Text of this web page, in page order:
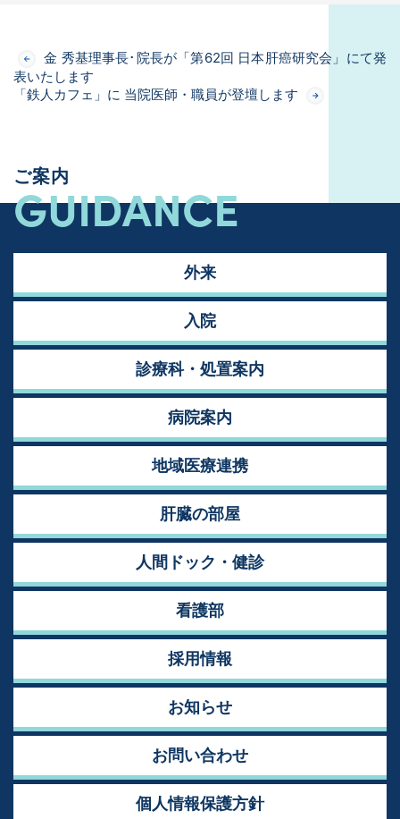
金 秀基理事長･院長が「第62回 日本肝癌研究会」にて発
表いたします
「鉄人カフェ」に 当院医師・職員が登壇します
ご案内
GUIDANCE
外来
入院
診療科・処置案内
病院案内
地域医療連携
肝臓の部屋
人間ドック・健診
看護部
採用情報
お知らせ
お問い合わせ
個人情報保護方針